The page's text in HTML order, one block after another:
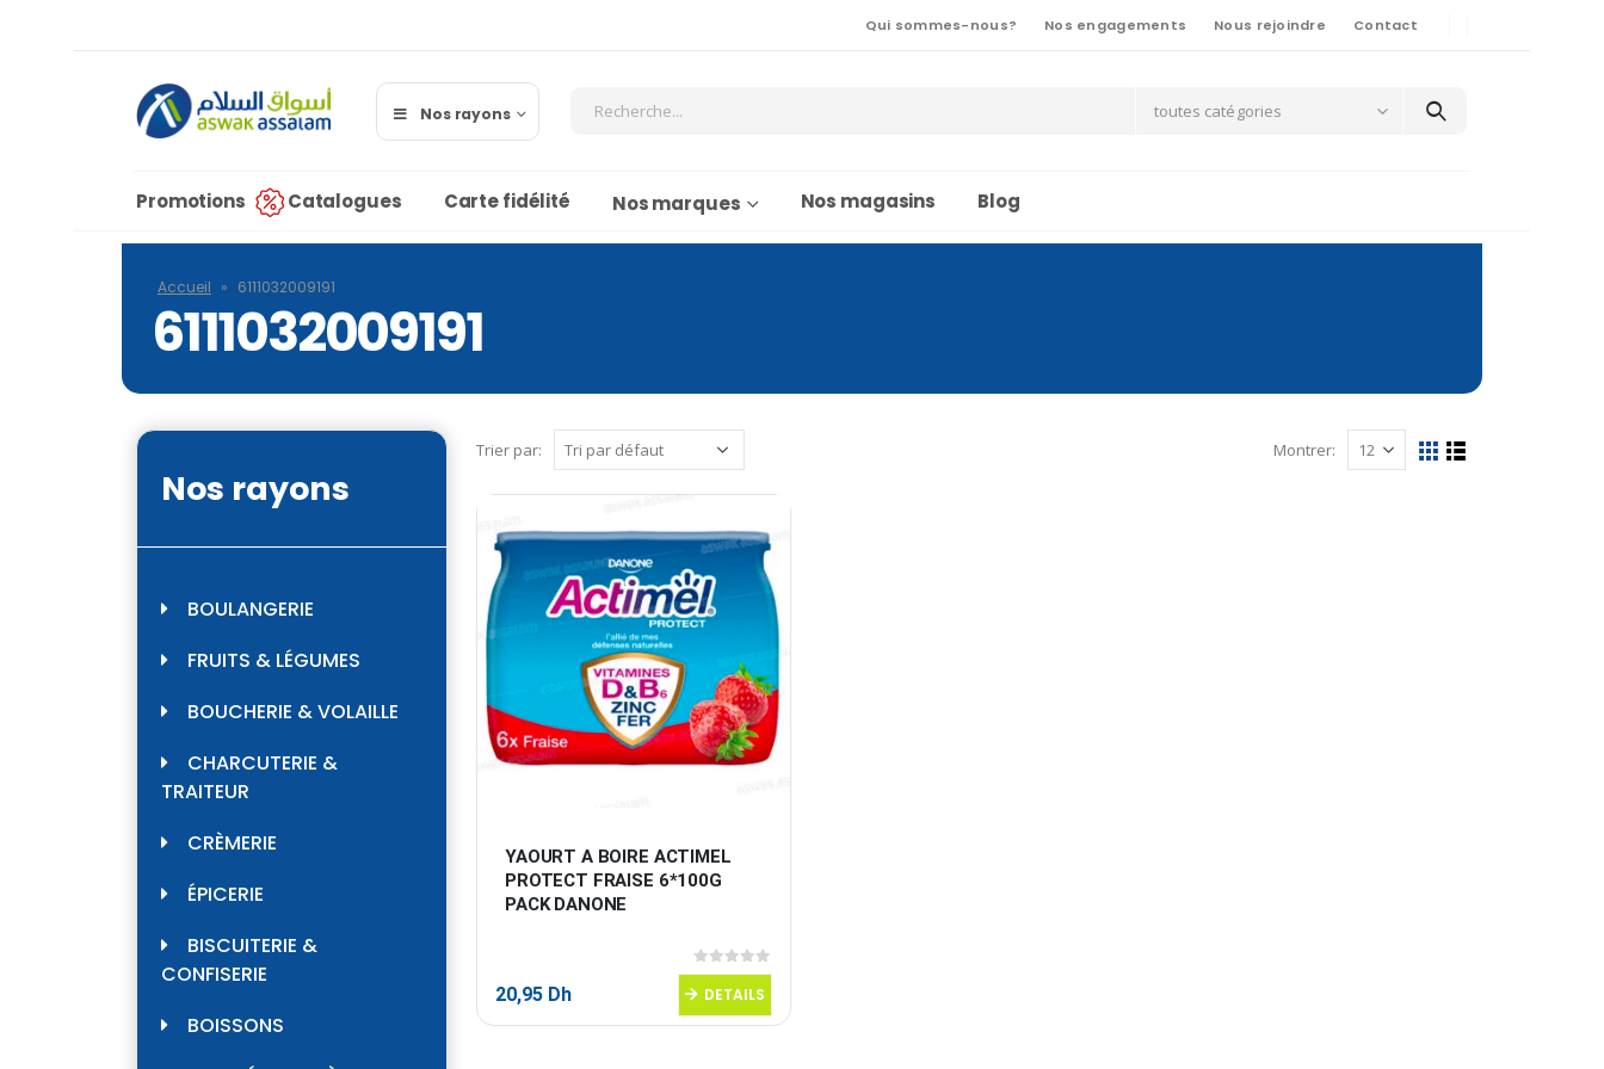
Qui sommes-nous? Nos engagements Nous rejoindre Contact
Nos rayons toutes catégories
Promotions Catalogues Carte fidélité Nos marques Nos magasins Blog
Accueil » 6111032009191
6111032009191
Trier par: Montrer:
YAOURT A BOIRE ACTIMEL
PROTECT FRAISE 6*100G
PACK DANONE
0sur 5
20,95 Dh DETAILS
Nos rayons
BOULANGERIE
FRUITS & LÉGUMES
BOUCHERIE & VOLAILLE
CHARCUTERIE &
TRAITEUR
CRÈMERIE
ÉPICERIE
BISCUITERIE &
CONFISERIE
BOISSONS